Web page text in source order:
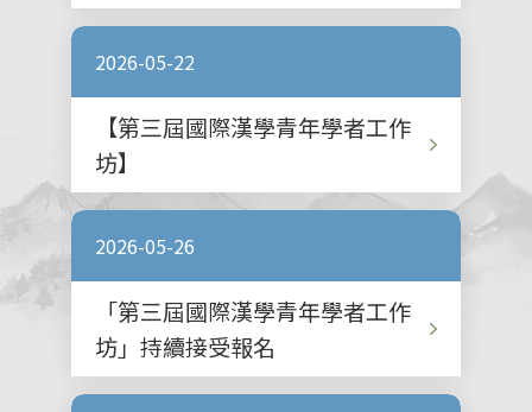
2026-05-22
【第三屆國際漢學青年學者工作
坊】
2026-05-26
「第三屆國際漢學青年學者工作
坊」持續接受報名